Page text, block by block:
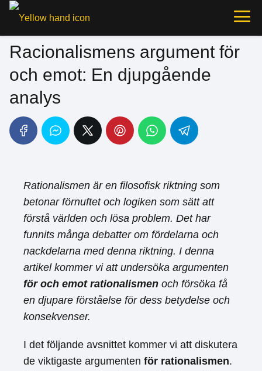
Racionalismens argument för
och emot: En djupgående
analys
Rationalismen är en filosofisk riktning som
betonar förnuftet och logiken som sätt att
förstå världen och lösa problem. Det har
funnits många debatter om fördelarna och
nackdelarna med denna riktning. I denna
artikel kommer vi att undersöka argumenten
för och emot rationalismen och försöka få
en djupare förståelse för dess betydelse och
konsekvenser.
I det följande avsnittet kommer vi att diskutera
de viktigaste argumenten för rationalismen.